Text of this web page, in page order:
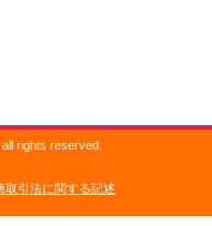
rights reserved.
取引法に関する記述